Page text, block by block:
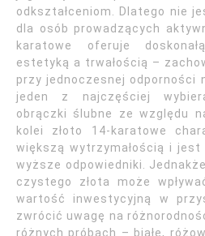
odkształceniom. Dlatego nie
dla osób prowadzących
karatowe oferuje
estetyką a trwałością –
przy jednoczesnej odporności
jeden z najczęściej
obrączki ślubne ze względu
kolei złoto 14-karatowe
większą wytrzymałością i
wyższe odpowiedniki.
czystego złota może
wartość inwestycyjną w
zwrócić uwagę na
różnych próbach – białe,